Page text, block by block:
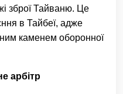
зброї Тайваню. Це
в Тайбеї, адже
каменем оборонної
арбітр